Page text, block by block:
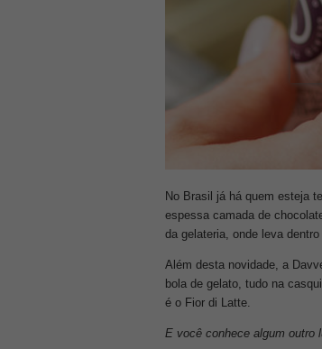
No Brasil já há quem esteja
espessa camada de
da gelateria, onde leva
Além desta novidade, a
bola de gelato, tudo na
é o Fior di Latte.
E você conhece algum outro